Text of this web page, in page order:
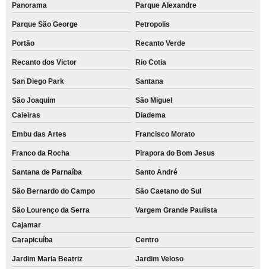
Panorama Parque Alexandre
Parque São George Petropolis
Portão Recanto Verde
Recanto dos Victor Rio Cotia
San Diego Park Santana
São Joaquim
São Miguel
Caieiras
Diadema
Embu das Artes Francisco Morato
Franco da Rocha Pirapora do Bom Jesus
Santana de Parnaíba Santo André
São Bernardo do Campo São Caetano do Sul
São Lourenço da Serra
Vargem Grande Paulista
Cajamar
Carapicuíba
Centro
Jardim Maria Beatriz Jardim Veloso